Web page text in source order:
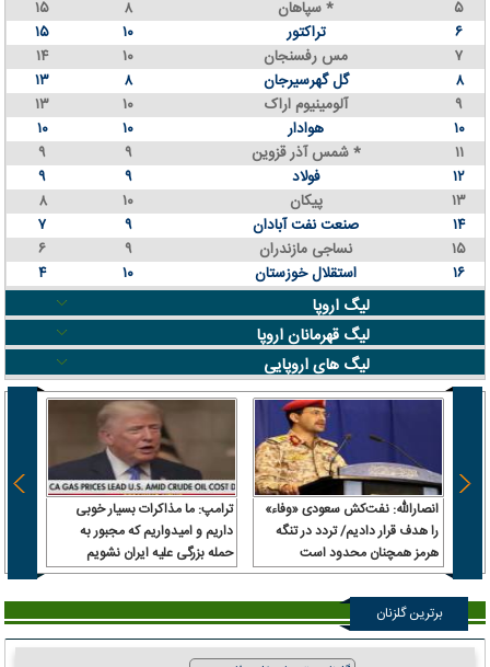
۵
سپاهان * ۸
۱۵
۶
تراکتور ۱۰
۱۵
۷
مس رفسنجان ۱۰
۱۴
۸
گل گهرسیرجان ۸
۱۳
۹
آلومینیوم اراک ۱۰
۱۳
۱۰
هوادار ۱۰
۱۰
۱۱
شمس آذر قزوین * ۹
۹
۱۲
فولاد ۹
۹
۱۳
پیکان ۱۰
۸
۱۴
صنعت نفت آبادان ۹
۷
۱۵
نساجی مازندران ۹
۶
۱۶
استقلال خوزستان ۱۰ ۴
لیگ اروپا
لیگ قهرمانان اروپا
لیگ های اروپایی
انصارالله: نفت‌کش سعودی «وفاء»
را هدف قرار دادیم/ تردد در تنگه
هرمز همچنان محدود است
ترامپ: ما مذاکرات بسیار خوبی
داریم و امیدواریم که مجبور به
حمله بزرگی علیه ایران نشویم
برترین گلزنان